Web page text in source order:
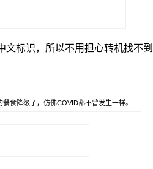
标识，所以不用担心转机找不到
食降级了，仿佛COVID都不曾发生一样。